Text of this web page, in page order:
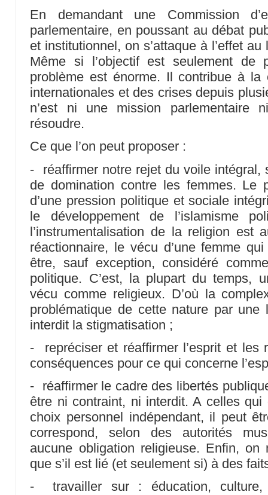
En demandant une Commission
parlementaire, en poussant au débat
et institutionnel, on s’attaque à l’effet
Même si l’objectif est seulement de
problème est énorme. Il contribue à la
internationales et des crises depuis
n’est ni une mission
résoudre.
Ce que l’on peut proposer :
- réaffirmer notre rejet du voile intégral,
de domination contre les femmes. Le
d’une pression politique et sociale
le développement de l’islamisme
l’instrumentalisation de la religion est
réactionnaire, le vécu d’une femme
être, sauf exception, considéré
politique. C’est, la plupart du temps,
vécu comme religieux. D’où la
problématique de cette nature par
interdit la stigmatisation ;
- repréciser et réaffirmer l’esprit et les
conséquences pour ce qui concerne
- réaffirmer le cadre des libertés
être ni contraint, ni interdit. A celles
choix personnel indépendant, il peut
correspond, selon des autorités
aucune obligation religieuse. Enfin,
que s’il est lié (et seulement si) à des
- travailler sur : éducation, culture,